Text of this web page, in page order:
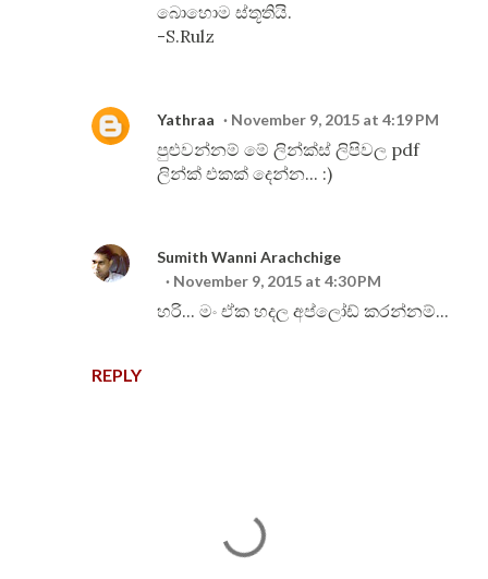
REPLY
බොහොම ස්තූතියි.
-S.Rulz
Yathraa November 9, 2015 at 4:19 PM
පුළුවන්නම් මේ ලින්ක්ස් ලිපිවල pdf
ලින්ක් එකක් දෙන්න... :)
Sumith Wanni Arachchige
November 9, 2015 at 4:30 PM
හරි... මං ඒක හදල අප්ලෝඩ් කරන්නම්...